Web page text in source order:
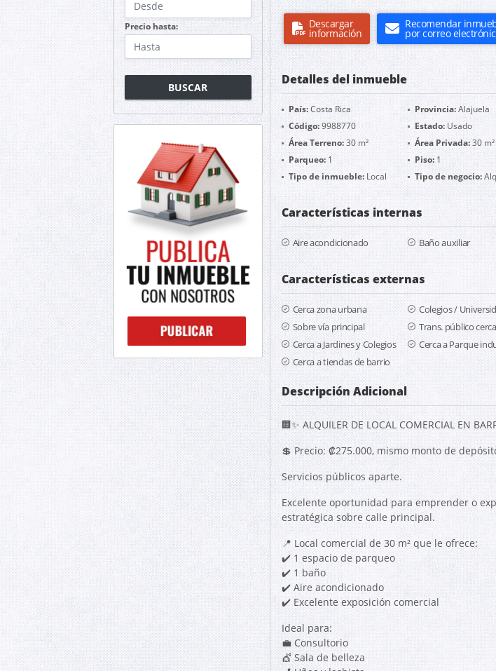
Precio hasta:
BUSCAR
Descargar
información
Recomendar
por correo
Detalles del inmueble
País:Costa Rica Provincia:Alajuela
Código:9988770 Estado:Usado
Área Terreno:30 m² Área Privada:30 m²
Parqueo:1 Piso:1
Tipo de inmueble:Local Tipo de negocio:
Características internas
Aire acondicionado Baño auxiliar
Características externas
Cerca zona urbana Colegios /
Sobre vía principal
Trans. público
Cerca a Jardines y Colegios
Cerca a Parque
Cerca a tiendas de barrio
Descripción Adicional
🏢✨ ALQUILER DE LOCAL COMERCIAL EN
💲 Precio: ₡275.000, mismo monto de
Servicios públicos aparte.
Excelente oportunidad para emprender o
estratégica sobre calle principal.
📍 Local comercial de 30 m² que le ofrece:
✔️ 1 espacio de parqueo
✔️ 1 baño
✔️ Aire acondicionado
✔️ Excelente exposición comercial
Ideal para:
💼 Consultorio
💇 Sala de belleza